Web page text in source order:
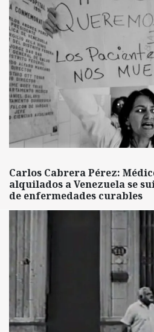
Carlos Cabrera Pérez:
alquilados a Venezuela se
de enfermedades curables